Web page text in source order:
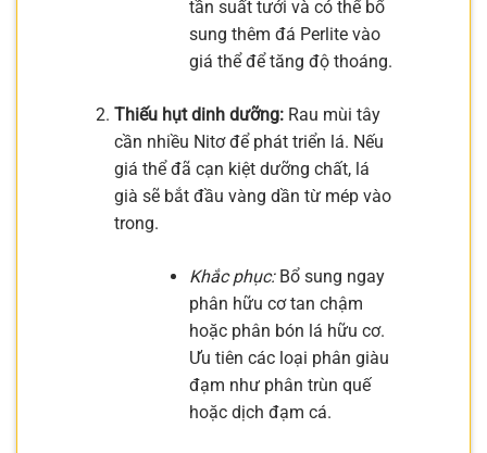
tần suất tưới và có thể bổ
sung thêm đá Perlite vào
giá thể để tăng độ thoáng.
Thiếu hụt dinh dưỡng:Rau mùi tây
cần nhiều Nitơ để phát triển lá. Nếu
giá thể đã cạn kiệt dưỡng chất, lá
già sẽ bắt đầu vàng dần từ mép vào
trong.
Khắc phục:Bổ sung ngay
phân hữu cơ tan chậm
hoặc phân bón lá hữu cơ.
Ưu tiên các loại phân giàu
đạm như phân trùn quế
hoặc dịch đạm cá.